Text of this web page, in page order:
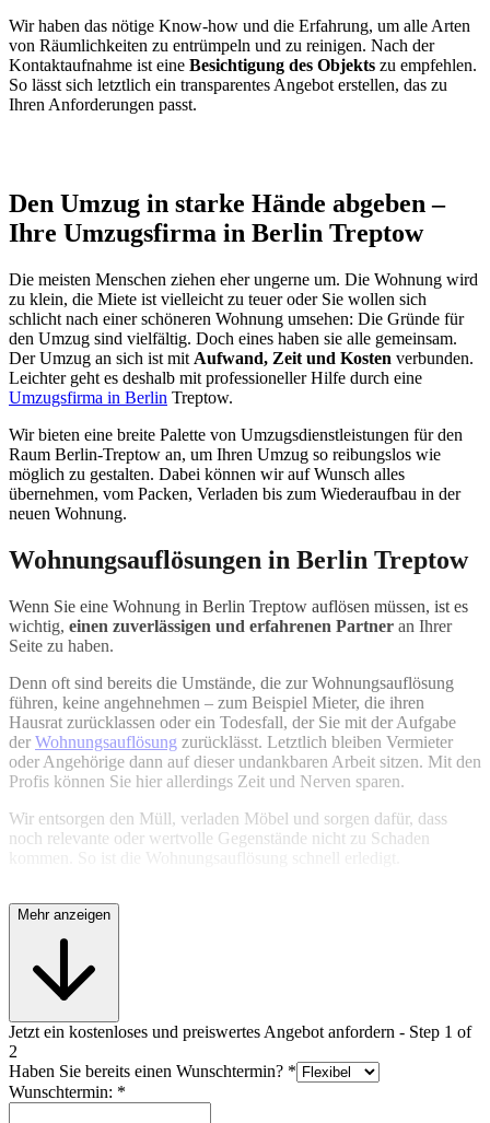
Wir haben das nötige Know-how und die Erfahrung, um alle Arten
von Räumlichkeiten zu entrümpeln und zu reinigen. Nach der
Kontaktaufnahme ist eine Besichtigung des Objekts zu empfehlen.
So lässt sich letztlich ein transparentes Angebot erstellen, das zu
Ihren Anforderungen passt.
Den Umzug in starke Hände abgeben –
Ihre Umzugsfirma in Berlin Treptow
Die meisten Menschen ziehen eher ungerne um. Die Wohnung wird
zu klein, die Miete ist vielleicht zu teuer oder Sie wollen sich
schlicht nach einer schöneren Wohnung umsehen: Die Gründe für
den Umzug sind vielfältig. Doch eines haben sie alle gemeinsam.
Der Umzug an sich ist mit Aufwand, Zeit und Kosten verbunden.
Leichter geht es deshalb mit professioneller Hilfe durch eine
Umzugsfirma in Berlin Treptow.
Wir bieten eine breite Palette von Umzugsdienstleistungen für den
Raum Berlin-Treptow an, um Ihren Umzug so reibungslos wie
möglich zu gestalten. Dabei können wir auf Wunsch alles
übernehmen, vom Packen, Verladen bis zum Wiederaufbau in der
neuen Wohnung.
Wohnungsauflösungen in Berlin Treptow
Wenn Sie eine Wohnung in Berlin Treptow auflösen müssen, ist es
wichtig, einen zuverlässigen und erfahrenen Partner an Ihrer
Seite zu haben.
Denn oft sind bereits die Umstände, die zur Wohnungsauflösung
führen, keine angehnehmen – zum Beispiel Mieter, die ihren
Hausrat zurücklassen oder ein Todesfall, der Sie mit der Aufgabe
der Wohnungsauflösung zurücklässt. Letztlich bleiben Vermieter
oder Angehörige dann auf dieser undankbaren Arbeit sitzen. Mit den
Profis können Sie hier allerdings Zeit und Nerven sparen.
Wir entsorgen den Müll, verladen Möbel und sorgen dafür, dass
noch relevante oder wertvolle Gegenstände nicht zu Schaden
Mehr anzeigen
Jetzt ein kostenloses und preiswertes Angebot anfordern - Step 1 of
2
Haben Sie bereits einen Wunschtermin? *
Wunschtermin: *